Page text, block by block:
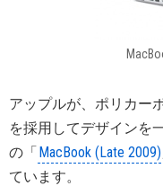
アップルが、ポリカー
を採用してデザインを
の「MacBook (Late 2009)
ています。